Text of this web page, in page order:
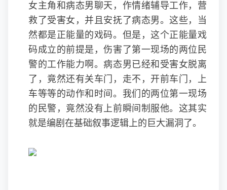
女主角和病态男聊天，作情绪辅导工作，营
救了受害女，并且安抚了病态男。这些，当
然都是正能量的戏码。但是，这个正能量戏
码成立的前提是，伤害了第一现场的两位民
警的工作能力啊。病态男已经和受害女脱离
了，竟然还有关车门，走不，开前车门，上
车等等的动作和时间。我们的两位第一现场
的民警，竟然没有上前瞬间制服他。这其实
就是编剧在基础叙事逻辑上的巨大漏洞了。